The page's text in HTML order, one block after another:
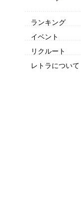
ランキング
イベント
リクルート
レトラについて